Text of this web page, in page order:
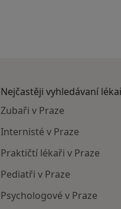
Nejčastěji vyhledávaní
Zubaři v Praze
Internisté v Praze
Praktičtí lékaři v Praze
Pediatři v Praze
Psychologové v Praze